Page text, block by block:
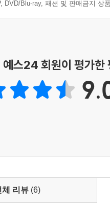
DVD/Blu-ray, 패션 및 판매금지 상
예스24 회원이 평가한
체 리뷰 (6)